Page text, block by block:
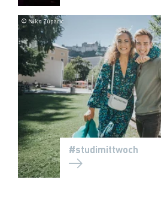
© Niko Zuparic
#studimittwoch